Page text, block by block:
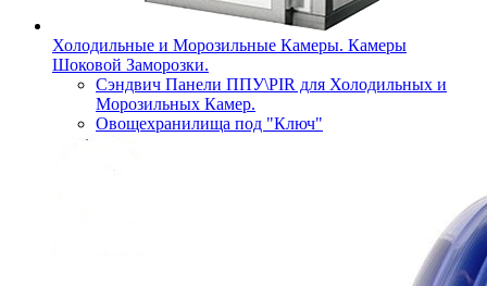
Холодильные и Морозильные Камеры. Камеры
Шоковой Заморозки.
Сэндвич Панели ППУ\PIR для Холодильных и
Морозильных Камер.
Овощехранилища под "Ключ"